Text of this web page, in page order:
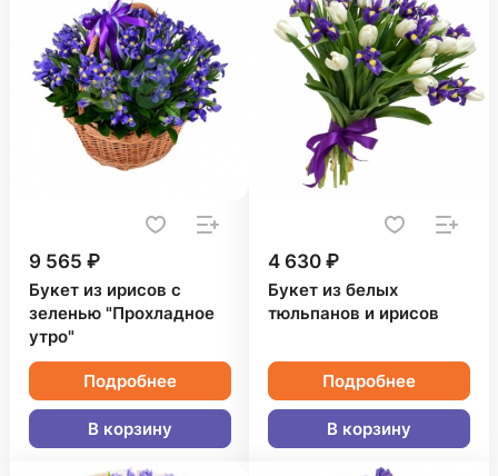
9 565 ₽
Букет из ирисов с
зеленью "Прохладное
утро"
Подробнее
В корзину
4 630 ₽
Букет из белых
тюльпанов и ирисов
Подробнее
В корзину